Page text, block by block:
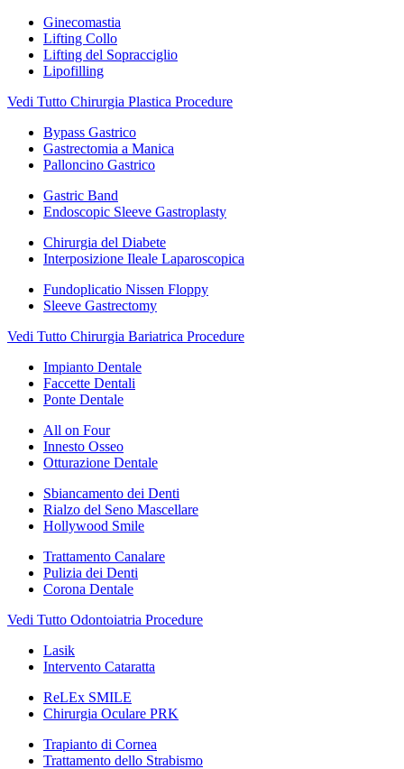
Ginecomastia
Lifting Collo
Lifting del Sopracciglio
Lipofilling
Vedi Tutto Chirurgia Plastica Procedure
Bypass Gastrico
Gastrectomia a Manica
Palloncino Gastrico
Gastric Band
Endoscopic Sleeve Gastroplasty
Chirurgia del Diabete
Interposizione Ileale Laparoscopica
Fundoplicatio Nissen Floppy
Sleeve Gastrectomy
Vedi Tutto Chirurgia Bariatrica Procedure
Impianto Dentale
Faccette Dentali
Ponte Dentale
All on Four
Innesto Osseo
Otturazione Dentale
Sbiancamento dei Denti
Rialzo del Seno Mascellare
Hollywood Smile
Trattamento Canalare
Pulizia dei Denti
Corona Dentale
Vedi Tutto Odontoiatria Procedure
Lasik
Intervento Cataratta
ReLEx SMILE
Chirurgia Oculare PRK
Trapianto di Cornea
Trattamento dello Strabismo